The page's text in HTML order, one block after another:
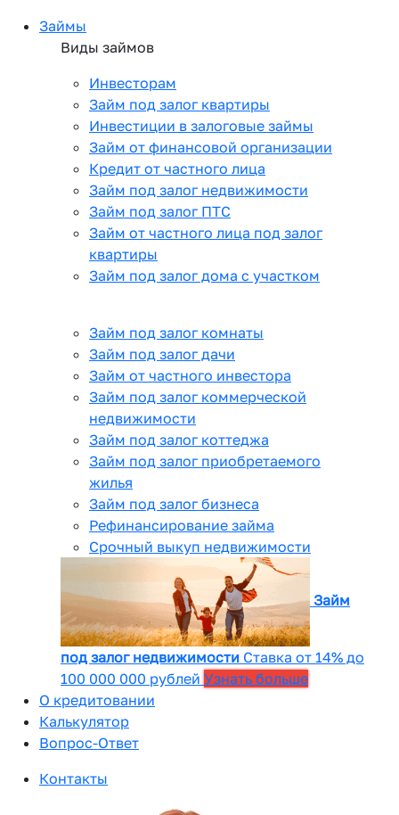
Займы
Виды займов
Инвесторам
Займ под залог квартиры
Инвестиции в залоговые займы
Займ от финансовой организации
Кредит от частного лица
Займ под залог недвижимости
Займ под залог ПТС
Займ от частного лица под залог
квартиры
Займ под залог дома с участком
Займ под залог комнаты
Займ под залог дачи
Займ от частного инвестора
Займ под залог коммерческой
недвижимости
Займ под залог коттеджа
Займ под залог приобретаемого
жилья
Займ под залог бизнеса
Рефинансирование займа
Срочный выкуп недвижимости
Займ
под залог недвижимости Ставка от 14% до
100 000 000 рублей Узнать больше
О кредитовании
Калькулятор
Вопрос-Ответ
Контакты